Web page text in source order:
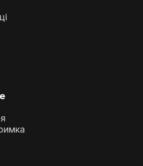
зовнішнього
наприклад, навушників,